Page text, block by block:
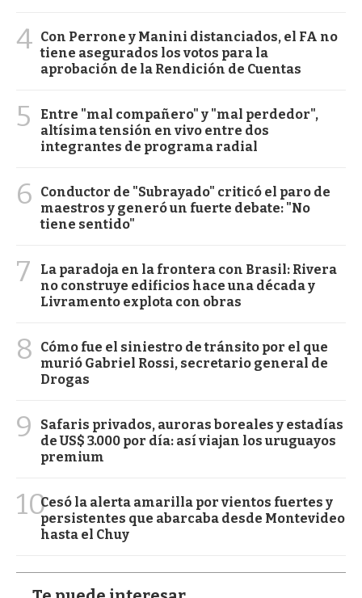
4 Con Perrone y Manini distanciados, el FA no
tiene asegurados los votos para la
aprobación de la Rendición de Cuentas
5
Entre "mal compañero" y "mal perdedor",
altísima tensión en vivo entre dos
integrantes de programa radial
6
Conductor de "Subrayado" criticó el paro de
maestros y generó un fuerte debate: "No
tiene sentido"
7
La paradoja en la frontera con Brasil: Rivera
no construye edificios hace una década y
Livramento explota con obras
8
Cómo fue el siniestro de tránsito por el que
murió Gabriel Rossi, secretario general de
Drogas
9
Safaris privados, auroras boreales y estadías
de US$ 3.000 por día: así viajan los uruguayos
premium
10Cesó la alerta amarilla por vientos fuertes y
persistentes que abarcaba desde Montevideo
hasta el Chuy